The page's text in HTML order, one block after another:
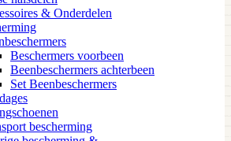
& Onderdelen
Beschermers voorbeen
Beenbeschermers achterbeen
Set Beenbeschermers
bescherming